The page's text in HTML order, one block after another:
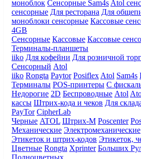
моноблок Сенсорные Sam4s Atol
сенсорные Для ресторана Для
моноблоки сенсорные Кассовые
4GB
Сенсорные Кассовые Кассовые
Терминалы-планшеты
iiko Для кофейни Для розничной
Сенсорный Atol
iiko Rongta Paytor Posiflex Atol Sam4s
Терминалы POS-принтеры С
Недорогие 2D Беспроводные Atol
кассы Штрих-кода и чеков Для
PayTor CipherLab
Черные ATOL Штрих-М Poscenter
Механические Электромеханические
Этикеток и штрих-кодов Этикеток,
Цветные Rongta Xprinter Больших
Полноцветных